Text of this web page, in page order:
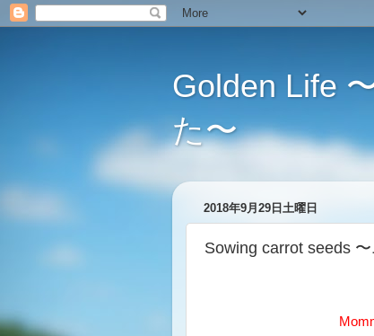
Golden Life
た〜
2018年9月29日土曜日
Sowing carrot seeds